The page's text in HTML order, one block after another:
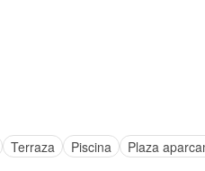
Terraza Piscina
Plaza